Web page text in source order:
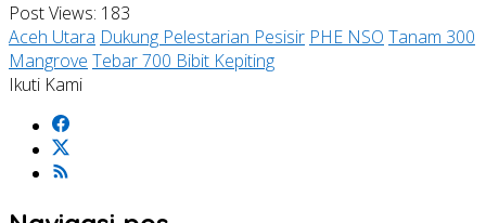
Post Views: 183
Aceh Utara Dukung Pelestarian Pesisir PHE NSO Tanam 300
Mangrove Tebar 700 Bibit Kepiting
Ikuti Kami